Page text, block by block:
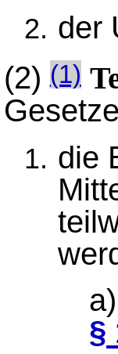
der
(2)(1)
die
§